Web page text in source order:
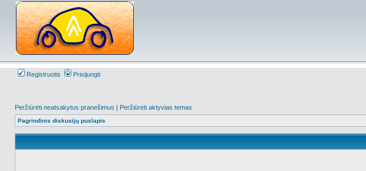
Registruotis Prisijungti
Peržiūrėti neatsakytus pranešimus | Peržiūrėti aktyvias temas
Pagrindinis diskusijų puslapis